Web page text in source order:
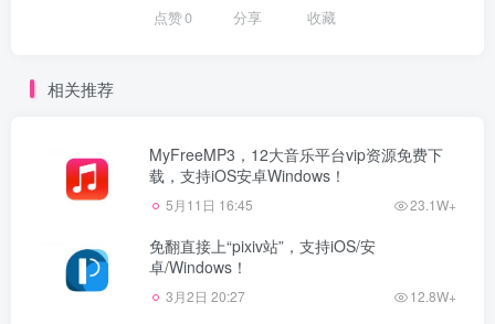
点赞0 分享 收藏
相关推荐
MyFreeMP3，12大音乐平台vip资源免费下
载，支持iOS安卓Windows！
5月11日 16:45 23.1W+
免翻直接上“pixiv站”，支持iOS/安
卓/Windows！
3月2日 20:27 12.8W+